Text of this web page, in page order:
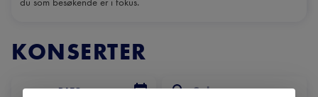
KONSERTER
DATO